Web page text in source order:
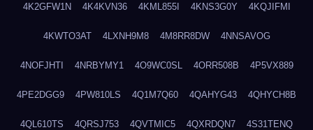
4K2GFW1N 4K4KVN36 4KML855I 4KNS3G0Y 4KQJIFMI
4KWTO3AT 4LXNH9M8 4M8RR8DW 4NNSAVOG
4NOFJHTI 4NRBYMY1 4O9WC0SL 4ORR508B 4P5VX889
4PE2DGG9 4PW810LS 4Q1M7Q60 4QAHYG43 4QHYCH8B
4QL610TS 4QRSJ753 4QVTMIC5 4QXRDQN7 4S31TENQ